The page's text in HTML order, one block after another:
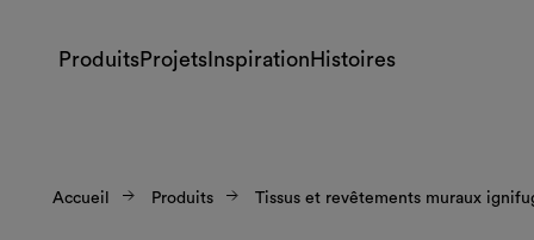
ProduitsProjets Inspiration Histoires
Accueil Produits Tissus et revêtements muraux